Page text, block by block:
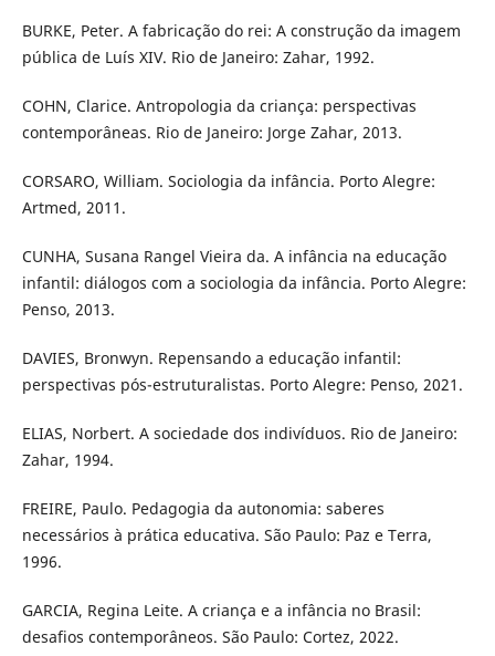
BURKE, Peter. A fabricação do rei: A construção da imagem
pública de Luís XIV. Rio de Janeiro: Zahar, 1992.
COHN, Clarice. Antropologia da criança: perspectivas
contemporâneas. Rio de Janeiro: Jorge Zahar, 2013.
CORSARO, William. Sociologia da infância. Porto Alegre:
Artmed, 2011.
CUNHA, Susana Rangel Vieira da. A infância na educação
infantil: diálogos com a sociologia da infância. Porto Alegre:
Penso, 2013.
DAVIES, Bronwyn. Repensando a educação infantil:
perspectivas pós-estruturalistas. Porto Alegre: Penso, 2021.
ELIAS, Norbert. A sociedade dos indivíduos. Rio de Janeiro:
Zahar, 1994.
FREIRE, Paulo. Pedagogia da autonomia: saberes
necessários à prática educativa. São Paulo: Paz e Terra,
1996.
GARCIA, Regina Leite. A criança e a infância no Brasil:
desafios contemporâneos. São Paulo: Cortez, 2022.